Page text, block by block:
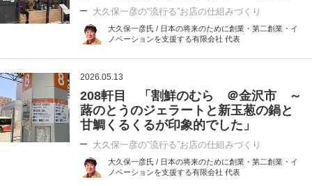
大久保一彦の“流行る”お店の仕組みづくり
大久保一彦氏 / 日本の将来のために創業・第二創業・イ
ノベーションを支援する有限会社 代表
2026.05.13
208軒目 「割鮮のむら ＠金沢市 ～
蕗のとうのジェラートと新玉葱の鍋と
甘鯛くるくるが印象的でした」
大久保一彦の“流行る”お店の仕組みづくり
大久保一彦氏 / 日本の将来のために創業・第二創業・イ
ノベーションを支援する有限会社 代表